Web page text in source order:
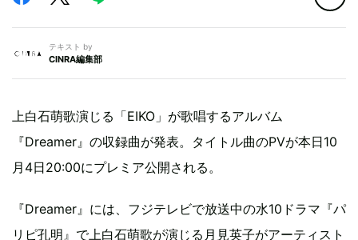
テキスト by
CINRA編集部
上白石萌歌演じる「EIKO」が歌唱するアルバム
『Dreamer』の収録曲が発表。タイトル曲のPVが本日10
月4日20:00にプレミア公開される。
『Dreamer』には、フジテレビで放送中の水10ドラマ『パ
リピ孔明』で上白石萌歌が演じる月見英子がアーティスト